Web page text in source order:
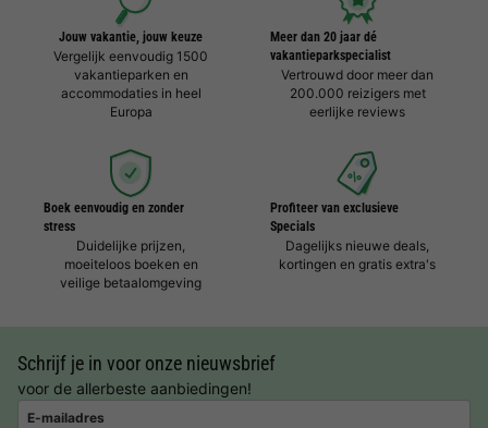
Jouw vakantie, jouw keuze
Vergelijk eenvoudig 1500
vakantieparken en
accommodaties in heel
Europa
Meer dan 20 jaar dé
vakantieparkspecialist
Vertrouwd door meer dan
200.000 reizigers met
eerlijke reviews
Boek eenvoudig en zonder
stress
Duidelijke prijzen,
moeiteloos boeken en
veilige betaalomgeving
Profiteer van exclusieve
Specials
Dagelijks nieuwe deals,
kortingen en gratis extra's
Schrijf je in voor onze nieuwsbrief
voor de allerbeste aanbiedingen!
E-mailadres